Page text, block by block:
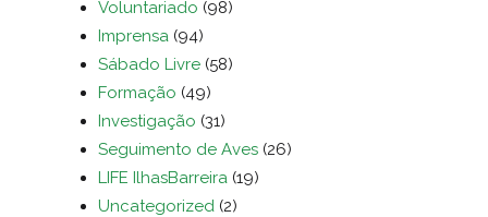
Voluntariado (98)
Imprensa (94)
Sábado Livre (58)
Formação (49)
Investigação (31)
Seguimento de Aves (26)
LIFE IlhasBarreira (19)
Uncategorized (2)